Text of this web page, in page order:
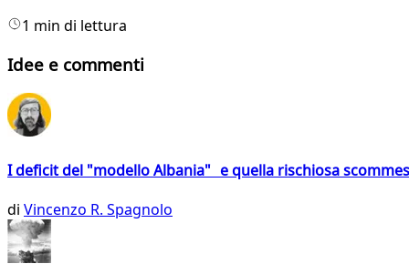
1 min di lettura
Idee e commenti
I deficit del "modello Albania" e quella rischiosa
di Vincenzo R. Spagnolo